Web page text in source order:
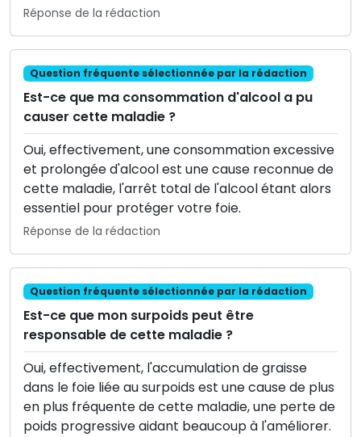
Réponse de la rédaction
Question fréquente sélectionnée par la rédaction
Est-ce que ma consommation d'alcool a pu
causer cette maladie ?
Oui, effectivement, une consommation excessive
et prolongée d'alcool est une cause reconnue de
cette maladie, l'arrêt total de l'alcool étant alors
essentiel pour protéger votre foie.
Réponse de la rédaction
Question fréquente sélectionnée par la rédaction
Est-ce que mon surpoids peut être
responsable de cette maladie ?
Oui, effectivement, l'accumulation de graisse
dans le foie liée au surpoids est une cause de plus
en plus fréquente de cette maladie, une perte de
poids progressive aidant beaucoup à l'améliorer.